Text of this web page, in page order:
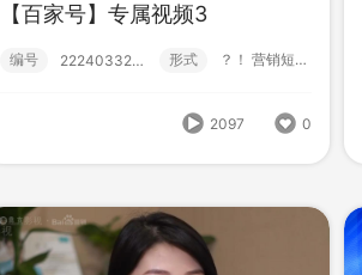
222403320000 形式
【百家号】专属视频3
编号 222403320002 形式 ？！ 营销短视频; 高级款; 百家号;
2097 0